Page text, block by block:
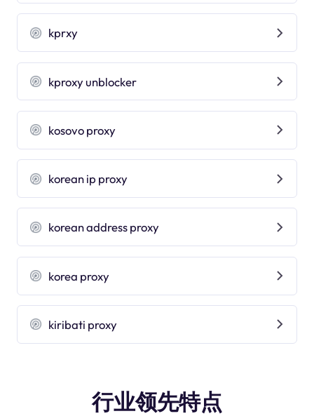
kprxy
kproxy unblocker
kosovo proxy
korean ip proxy
korean address proxy
korea proxy
kiribati proxy
行业领先特点